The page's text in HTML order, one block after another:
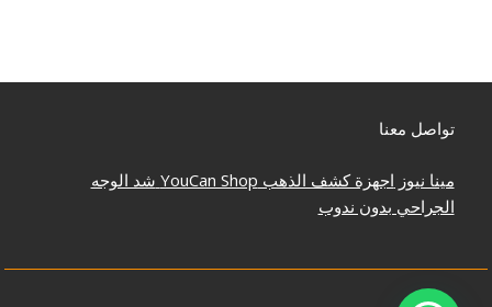
تواصل معنا
مينا نيوز اجهزة كشف الذهب YouCan Shop شد الوجه
الجراحي بدون ندوب